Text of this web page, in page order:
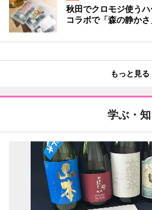
秋田でクロモジ使う
コラボで「森の静か
もっと見る
学ぶ・